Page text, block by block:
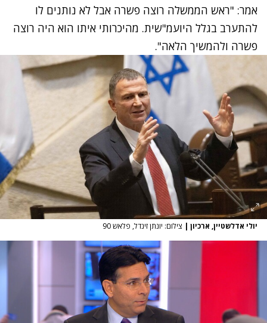
אמר: "ראש הממשלה רוצה פשרה אבל לא נותנים לו
להתערב בגלל היועמ"שית. מהיכרותי איתו הוא היה רוצה
פשרה ולהמשיך הלאה".
יולי אדלשטיין, ארכיון | צילום: יונתן זינדל, פלאש 90